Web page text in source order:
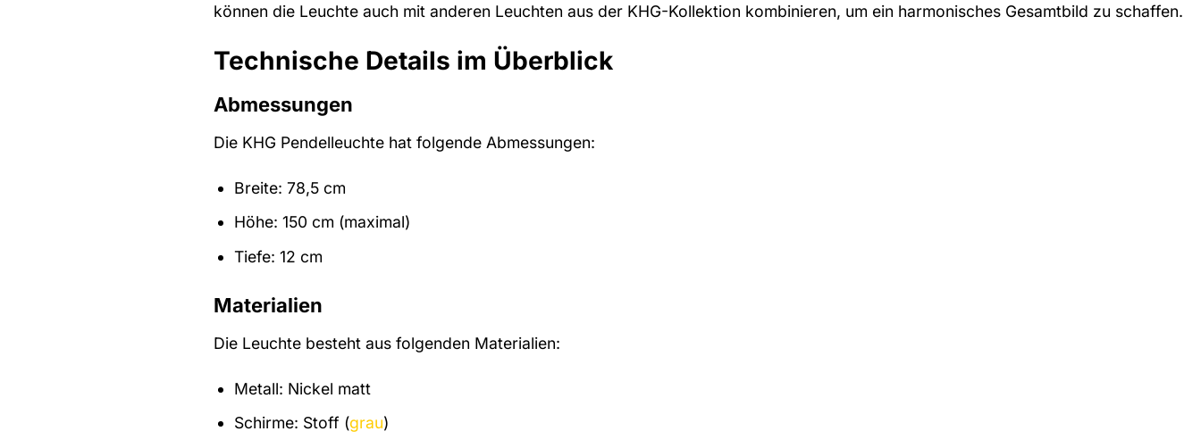
können die Leuchte auch mit anderen Leuchten aus der KHG-Kollektion kombinieren, um ein harmonisches Gesamtbild zu schaffen.
Technische Details im Überblick
Abmessungen
Die KHG Pendelleuchte hat folgende Abmessungen:
Breite: 78,5 cm
Höhe: 150 cm (maximal)
Tiefe: 12 cm
Materialien
Die Leuchte besteht aus folgenden Materialien:
Metall: Nickel matt
Schirme: Stoff (grau)